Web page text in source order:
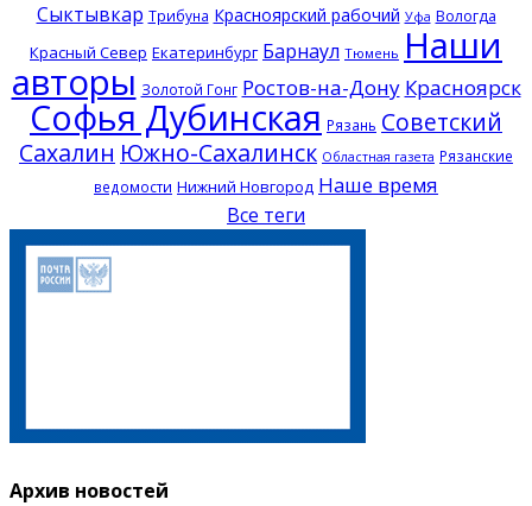
Сыктывкар Трибуна Красноярский рабочий Уфа Вологда
Красный Север Екатеринбург Барнаул Тюмень Наши
авторы Золотой Гонг Ростов-на-Дону Красноярск
Софья Дубинская Рязань Советский
Сахалин Южно-Сахалинск Областная газета Рязанские
ведомости Нижний Новгород Наше время
Все теги
Архив новостей